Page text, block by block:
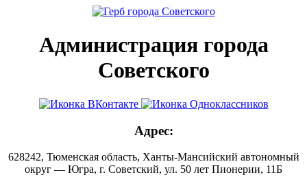
Администрация города
Советского
Адрес:
628242, Тюменская область, Ханты-Мансийский автономный
округ — Югра, г. Советский, ул. 50 лет Пионерии, 11Б